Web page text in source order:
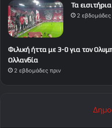
Τα
2 εβδομάδες
Φιλική ήττα με 3-0 για τον
Ολλανδία
2 εβδομάδες πριν